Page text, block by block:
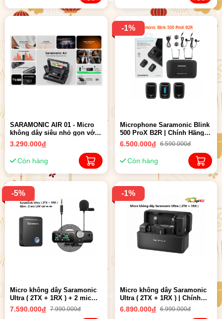
SARAMONIC AIR 01 - Micro
không dây siêu nhỏ gọn với
cổng Mic In ( 1RX x 2TX ) |
Chính hãng
3.290.000đ
Còn hàng
-1%
Microphone Saramonic Blink
500 ProX B2R | Chính Hãng (
Giá Siêu tốt )
6.500.000đ 6.590.000đ
Còn hàng
-5%
Micro không dây Saramonic
Ultra ( 2TX + 1RX ) + 2 mic
LAV cài ve áo | Chính Hãng
7.590.000đ 7.990.000đ
-1%
Micro không dây Saramonic
Ultra ( 2TX + 1RX ) | Chính
Hãng
6.890.000đ 6.990.000đ